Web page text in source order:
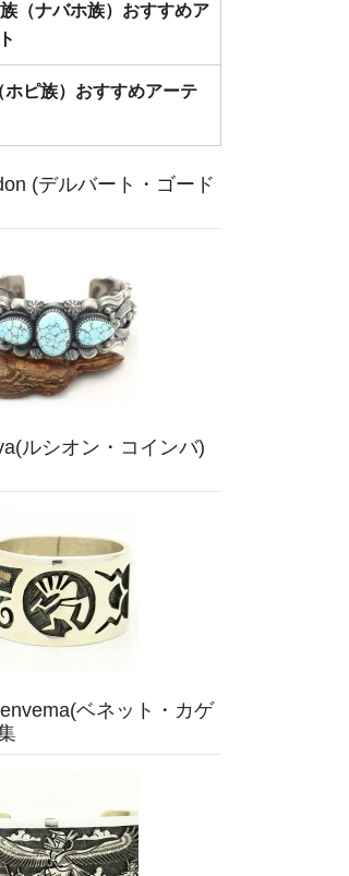
（ナバホ族）おすすめア
ホピ族）おすすめアーテ
(デルバート・ゴード
ルシオン・コインバ)
ベネット・カゲ